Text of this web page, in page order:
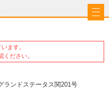
ます。
ださい。
ランドステータス関201号